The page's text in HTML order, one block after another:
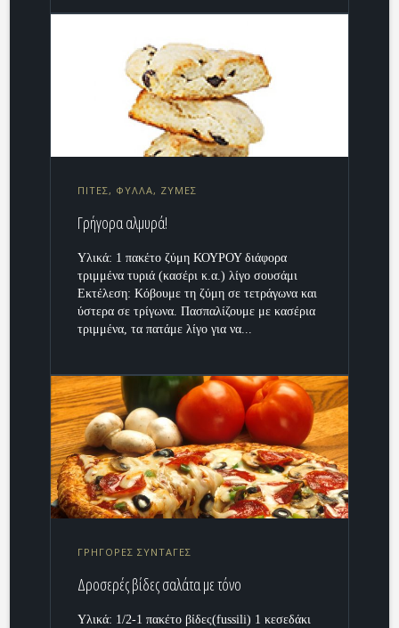
ΠΙΤΕΣ, ΦΥΛΛΑ, ΖΥΜΕΣ
Γρήγορα αλμυρά!
Υλικά: 1 πακέτο ζύμη ΚΟΥΡΟΥ διάφορα
τριμμένα τυριά (κασέρι κ.α.) λίγο σουσάμι
Εκτέλεση: Κόβουμε τη ζύμη σε τετράγωνα και
ύστερα σε τρίγωνα. Πασπαλίζουμε με κασέρια
τριμμένα, τα πατάμε λίγο για να...
ΓΡΗΓΟΡΕΣ ΣΥΝΤΑΓΕΣ
Δροσερές βίδες σαλάτα με τόνο
Υλικά: 1/2-1 πακέτο βίδες(fussili) 1 κεσεδάκι